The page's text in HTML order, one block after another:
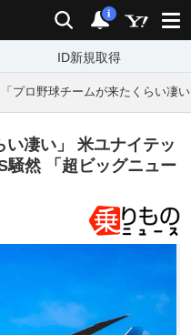
検索 通知
i
ID新規取得
「プロ野球チームが来たくらい凄
い凄い」 米ユナイテッ
騒然 「超ビッグニュー